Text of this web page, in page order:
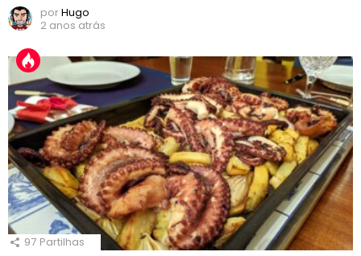
porHugo
2 anos atrás
97 Partilhas